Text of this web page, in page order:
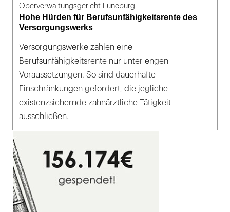
Oberverwaltungsgericht Lüneburg
Hohe Hürden für Berufsunfähigkeitsrente des
Versorgungswerks
Versorgungswerke zahlen eine
Berufsunfähigkeitsrente nur unter engen
Voraussetzungen. So sind dauerhafte
Einschränkungen gefordert, die jegliche
existenzsichernde zahnärztliche Tätigkeit
ausschließen.